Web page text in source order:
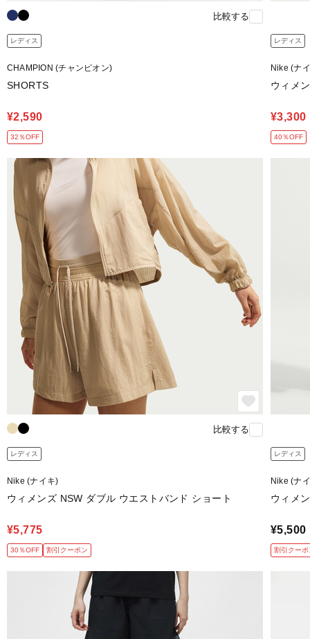
比較する
レディス
CHAMPION (チャンピオン)
SHORTS
¥2,590
32％OFF
レディス
Nike (ナ
ウィメ
¥3,300
40％OFF
比較する
レディス
Nike (ナイキ)
ウィメンズ NSW ダブル ウエストバンド ショート
¥5,775
30％OFF 割引クーポン
レディス
Nike (ナ
ウィメ
¥5,500
割引クーポ